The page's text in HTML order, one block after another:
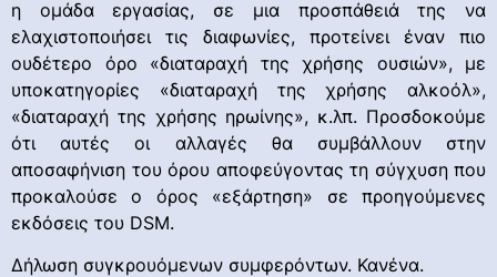
η ομάδα εργασίας, σε μια προσπάθειά της να
ελαχιστοποιήσει τις διαφωνίες, προτείνει έναν πιο
ουδέτερο όρο «διαταραχή της χρήσης ουσιών», με
υποκατηγορίες «διαταραχή της χρήσης αλκοόλ»,
«διαταραχή της χρήσης ηρωίνης», κ.λπ. Προσδοκούμε
ότι αυτές οι αλλαγές θα συμβάλλουν στην
αποσαφήνιση του όρου αποφεύγοντας τη σύγχυση που
προκαλούσε ο όρος «εξάρτηση» σε προηγούμενες
εκδόσεις του DSM.
Δήλωση συγκρουόμενων συμφερόντων. Κανένα.